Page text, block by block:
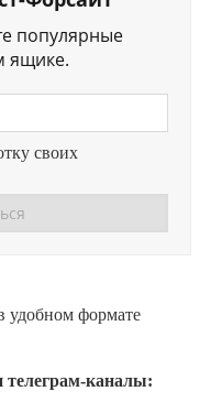
популярные
ящике.
своих
удобном формате
каналы: